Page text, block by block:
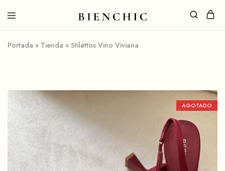
Portada » Tienda » Stilettos Vino Viviana
AGOTADO